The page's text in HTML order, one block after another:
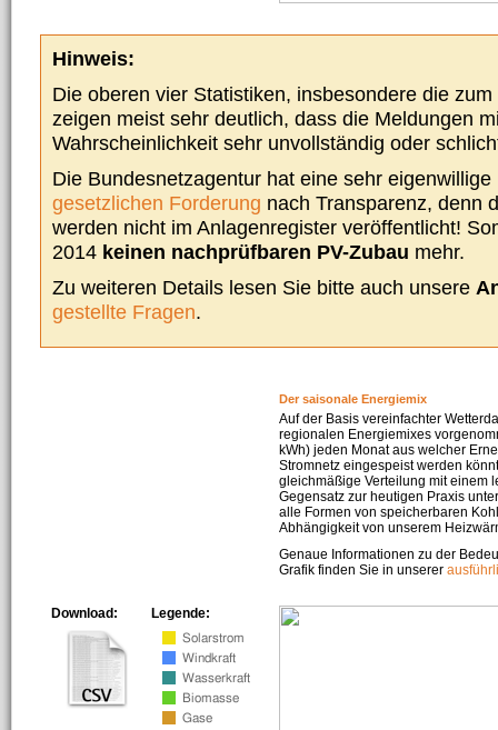
Hinweis:
Die oberen vier Statistiken, insbesondere die
zeigen meist sehr deutlich, dass die Meldungen
Wahrscheinlichkeit sehr unvollständig oder
Die Bundesnetzagentur hat eine sehr
gesetzlichen Forderung nach Transparenz, denn
werden nicht im Anlagenregister veröffentlicht!
2014 keinen nachprüfbaren PV-Zubau mehr.
Zu weiteren Details lesen Sie bitte auch unsere
gestellte Fragen.
Der saisonale Energiemix
Auf der Basis vereinfachter
regionalen Energiemixes
kWh) jeden Monat aus welcher
Stromnetz eingespeist werden
gleichmäßige Verteilung mit einem
Gegensatz zur heutigen Praxis
alle Formen von speicherbaren
Abhängigkeit von unserem
Genaue Informationen zu der
Grafik finden Sie in unserer
Legende:
Download: